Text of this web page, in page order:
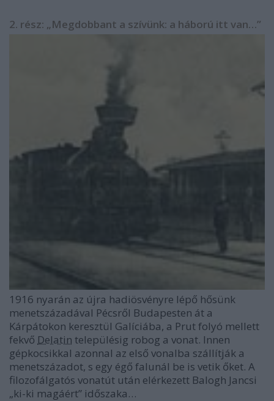
2. rész: „Megdobbant a szívünk: a háború itt van…”
1916 nyarán az újra hadiösvényre lépő hősünk
menetszázadával Pécsről Budapesten át a
Kárpátokon keresztül Galíciába, a Prut folyó mellett
fekvő Delatin településig robog a vonat. Innen
gépkocsikkal azonnal az első vonalba szállítják a
menetszázadot, s egy égő falunál be is vetik őket. A
filozofálgatós vonatút után elérkezett Balogh Jancsi
„ki-ki magáért” időszaka…